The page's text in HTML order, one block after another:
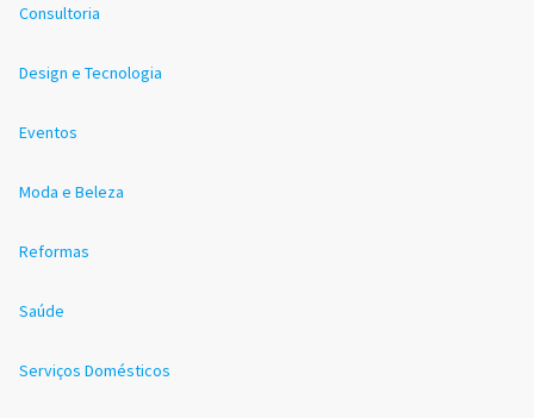
Consultoria
Design e Tecnologia
Eventos
Moda e Beleza
Reformas
Saúde
Serviços Domésticos